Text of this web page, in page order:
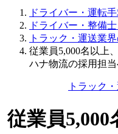
ドライバー・運転手
ドライバー・整備
トラック・運送業
従業員5,000名以上
ハナ物流の採用担
トラック
従業員